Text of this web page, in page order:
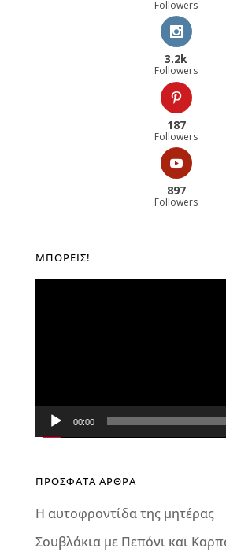
Followers
3.2k
Followers
187
Followers
897
Followers
ΜΠΟΡΕΊΣ!
00:00
ΠΡΟΣΦΑΤΑ ΑΡΘΡΑ
Η αυτοφροντίδα της μητέρας
Σουβλάκια με Πεπόνι και